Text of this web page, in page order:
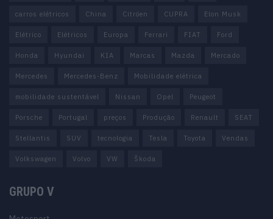
carros elétricos China Citröen CUPRA Elon Musk
Elétrico Elétricos Europa Ferrari FIAT Ford
Honda Hyundai KIA Marcas Mazda Mercado
Mercedes Mercedes-Benz Mobilidade elétrica
mobilidade sustentável Nissan Opel Peugeot
Porsche Portugal preços Produção Renault SEAT
Stellantis SUV tecnologia Tesla Toyota Vendas
Volkswagen Volvo VW Škoda
GRUPO V